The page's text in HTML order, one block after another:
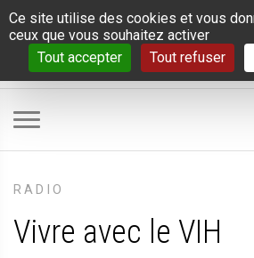
Panneau de gestion des cookies
Ce site utilise des cookies et vous
ceux que vous souhaitez activer
Tout accepter
Tout refuser
RADIO
Vivre avec le VIH